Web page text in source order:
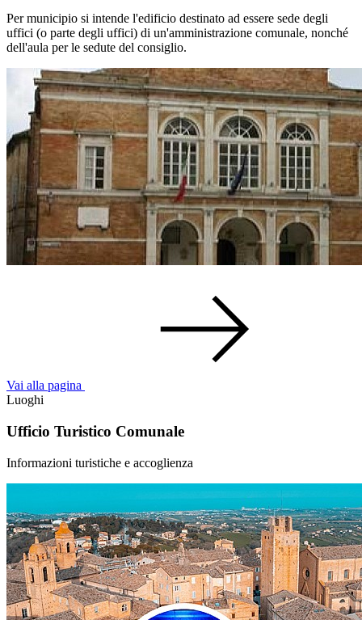
Per municipio si intende l'edificio destinato ad essere sede degli
uffici (o parte degli uffici) di un'amministrazione comunale, nonché
dell'aula per le sedute del consiglio.
Vai alla pagina
Luoghi
Ufficio Turistico Comunale
Informazioni turistiche e accoglienza